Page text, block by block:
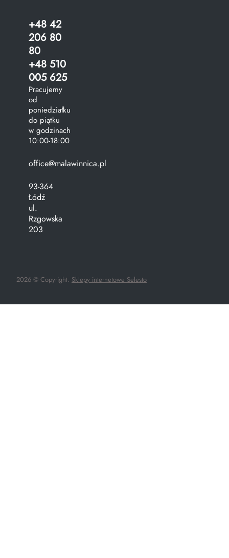
+48 42
206 80
80
+48 510
005 625
Pracujemy
od
poniedziałku
do piątku
w godzinach
10:00-18:00
office@malawinnica.pl
93-364
Łódź
ul.
Rzgowska
203
2026 © Copyright. Sklepy internetowe Selesto